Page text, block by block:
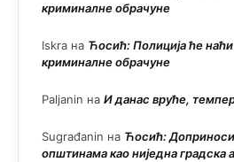
криминалне обрачуне
Iskra на Ћосић: Полиција ће
криминалне обрачуне
Paljanin на И данас вруће,
Sugrađanin на Ћосић:
општинама као ниједна градска